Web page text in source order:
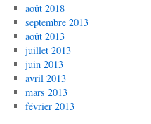
août 2018
septembre 2013
août 2013
juillet 2013
juin 2013
avril 2013
mars 2013
février 2013